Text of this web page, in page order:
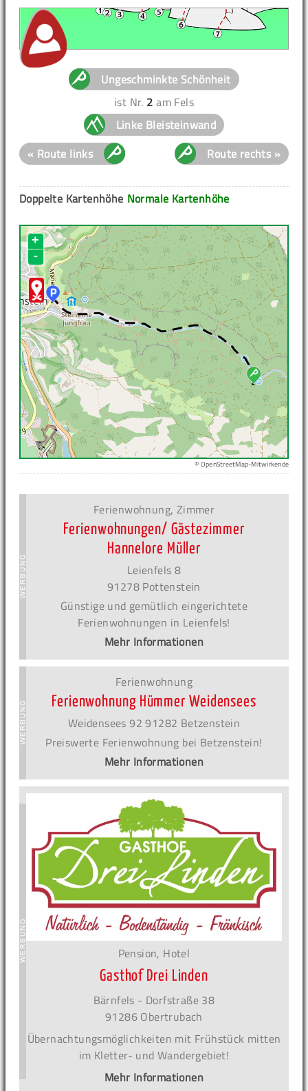
Ungeschminkte Schönheit
ist Nr. 2 am Fels
Linke Bleisteinwand
« Route links
Route rechts »
Normale Kartenhöhe
Doppelte Kartenhöhe
+
-
© OpenStreetMap-Mitwirkende
Ferienwohnung, Zimmer
Ferienwohnungen/ Gästezimmer
Hannelore Müller
Leienfels 8
91278 Pottenstein
Günstige und gemütlich eingerichtete
Ferienwohnungen in Leienfels!
Mehr Informationen
Ferienwohnung
Ferienwohnung Hümmer Weidensees
Weidensees 92 91282 Betzenstein
Preiswerte Ferienwohnung bei Betzenstein!
Mehr Informationen
Pension, Hotel
Gasthof Drei Linden
Bärnfels - Dorfstraße 38
91286 Obertrubach
Übernachtungsmöglichkeiten mit Frühstück mitten
im Kletter- und Wandergebiet!
Mehr Informationen